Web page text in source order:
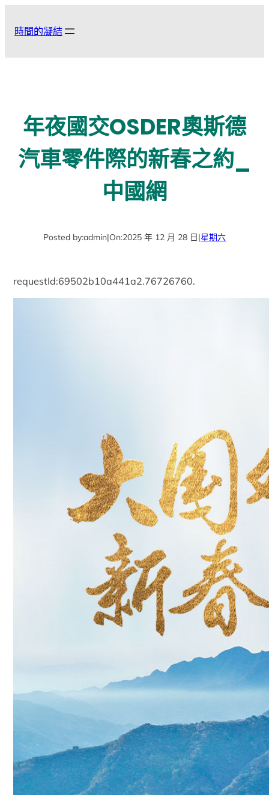
時間的凝結
年夜國交OSDER奧斯德
汽車零件際的新春之約_
中國網
Posted by:admin|On:2025 年 12 月 28 日|星期六
requestId:69502b10a441a2.76726760.